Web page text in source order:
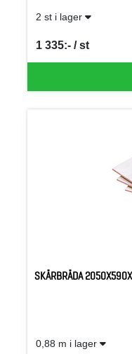
2 st i lager
1 335:- / st
SEK per ST
SKÄRBRÄDA
0,88 m i lager